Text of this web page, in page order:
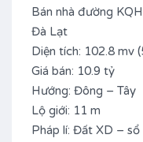
Bán nhà đường
Đà Lạt
Diện tích: 102.8 mv
Giá bán: 10.9 tỷ
Hướng: Đông – Tây
Lộ giới: 11 m
Pháp lí: Đất XD – sổ